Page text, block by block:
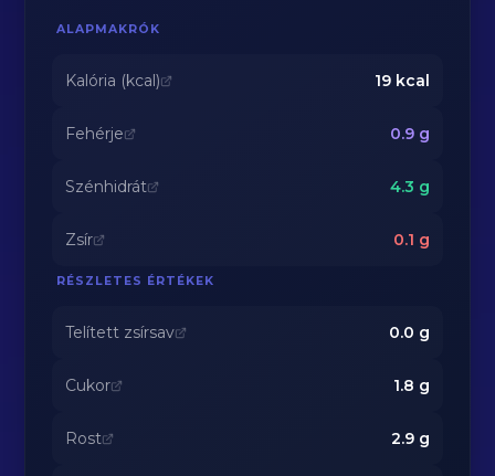
ALAPMAKRÓK
Kalória (kcal) 19kcal
Fehérje 0.9g
Szénhidrát 4.3 g
Zsír 0.1 g
RÉSZLETES ÉRTÉKEK
Telített zsírsav 0.0 g
Cukor 1.8 g
Rost 2.9g